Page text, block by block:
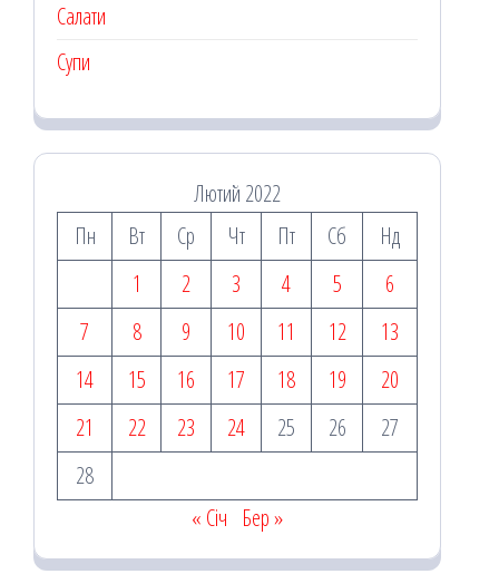
Салати
Супи
Лютий 2022
Пн
Вт Ср Чт Пт Сб
Нд
1
2 3 4 5
6
7
8 9 10 11 12
13
14
15 16 17 18 19
20
21
22 23 24 25 26
27
28
« Січ Бер »